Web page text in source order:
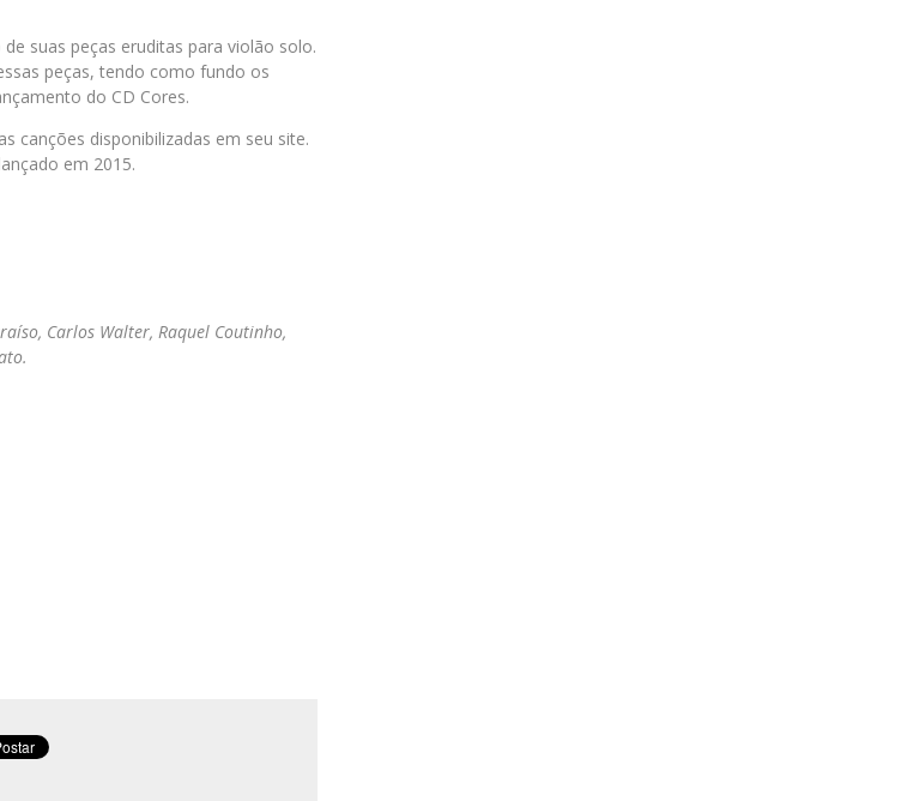
suas peças eruditas para violão solo.
peças, tendo como fundo os
do CD Cores.
canções disponibilizadas em seu site.
em 2015.
Carlos Walter, Raquel Coutinho,